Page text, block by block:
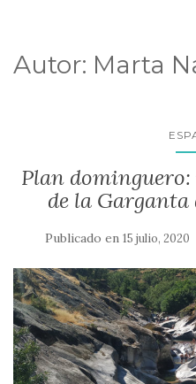
Autor: Marta
Plan
de la
Publicado en 15 julio, 2020